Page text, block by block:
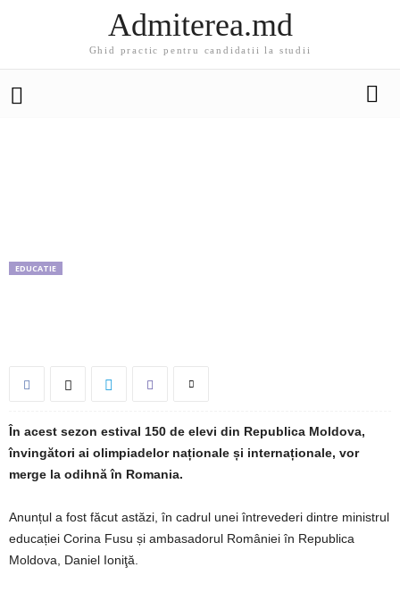
Admiterea.md
Ghid practic pentru candidatii la studii
EDUCATIE
În acest sezon estival 150 de elevi din Republica Moldova,
învingători ai olimpiadelor naționale și internaționale, vor
merge la odihnă în Romania.
Anunțul a fost făcut astăzi, în cadrul unei întrevederi dintre ministrul
educației Corina Fusu și ambasadorul României în Republica
Moldova, Daniel Ioniţă.